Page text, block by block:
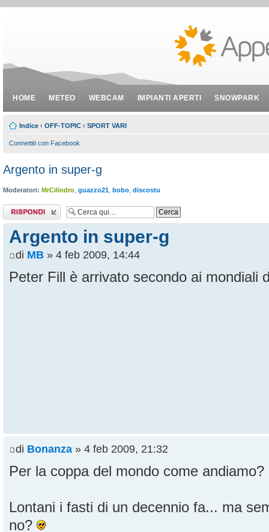
HOME METEO WEBCAM IMPIANTI APERTI SNOWPARK
Indice ‹ OFF-TOPIC ‹ SPORT VARI
Connettiti con Facebook
Argento in super-g
Moderatori: MrCilindro guazzo21 bobo discostu
Rispondi al
messaggio
Argento in super-g
di MB » 4 feb 2009, 14:44
Peter Fill è arrivato secondo ai mondiali
di Bonanza » 4 feb 2009, 21:32
Per la coppa del mondo come andiamo?
Lontani i fasti di un decennio fa... ma
no?